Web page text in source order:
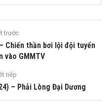
trước
Chiến thần bơi lội đội tuyển
vào GMMTV
tiếp
– Phải Lòng Đại Dương